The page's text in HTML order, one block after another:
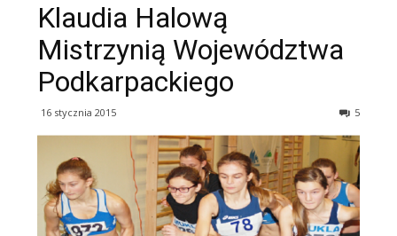
Klaudia Halową
Mistrzynią Województwa
Podkarpackiego
16 stycznia 2015 5